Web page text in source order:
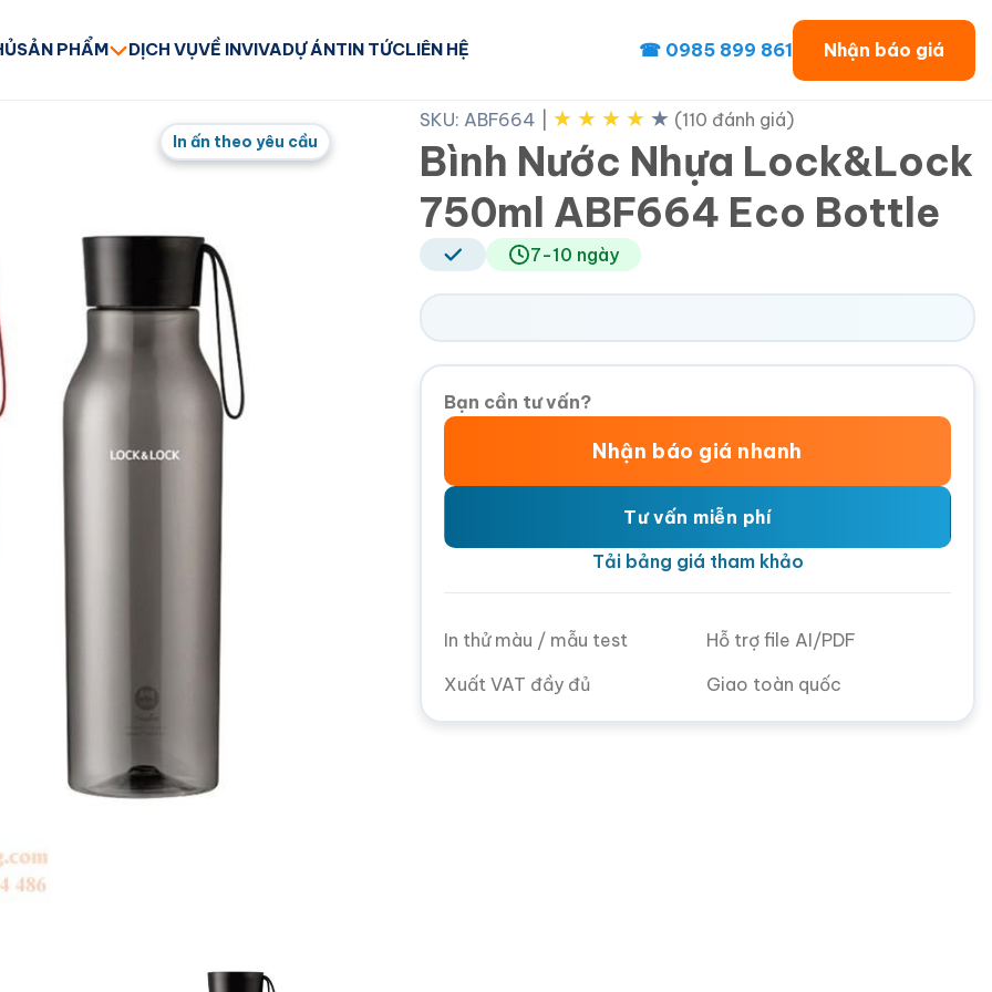
SẢN PHẨM DỊCH VỤVỀ INVIVADỰ ÁNTIN TỨCLIÊN HỆ ☎ 0985 899 861 Nhận báo giá
In ấn theo yêu cầu
SKU: ABF664 ★ ★ ★ ★ ★ (110 đánh giá)
Bình Nước Nhựa Lock&Lock
750ml ABF664 Eco Bottle
7-10 ngày
Bạn cần tư vấn?
Nhận báo giá nhanh
Tư vấn miễn phí
Tải bảng giá tham khảo
In thử màu / mẫu test
Hỗ trợ file AI/PDF
Xuất VAT đầy đủ
Giao toàn quốc